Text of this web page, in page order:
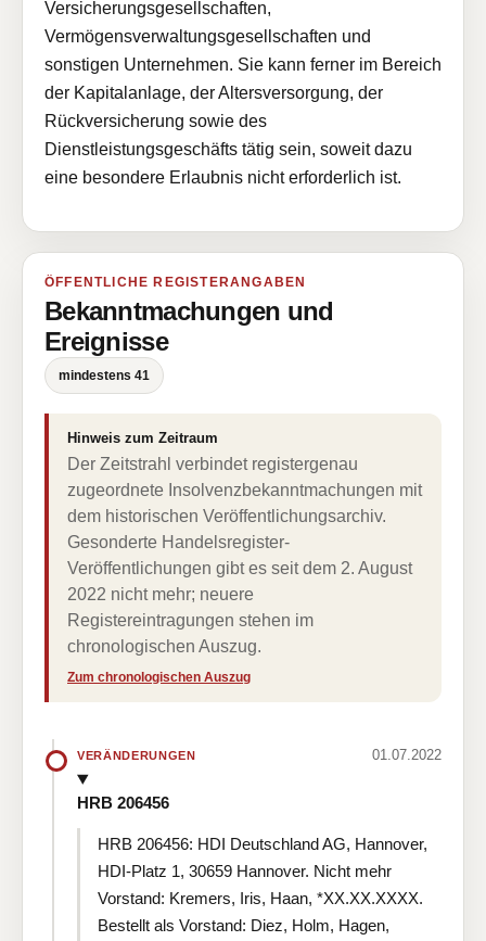
Versicherungsgesellschaften,
Vermögensverwaltungsgesellschaften und
sonstigen Unternehmen. Sie kann ferner im Bereich
der Kapitalanlage, der Altersversorgung, der
Rückversicherung sowie des
Dienstleistungsgeschäfts tätig sein, soweit dazu
eine besondere Erlaubnis nicht erforderlich ist.
ÖFFENTLICHE REGISTERANGABEN
Bekanntmachungen und
Ereignisse
mindestens 41
Hinweis zum Zeitraum
Der Zeitstrahl verbindet registergenau
zugeordnete Insolvenzbekanntmachungen mit
dem historischen Veröffentlichungsarchiv.
Gesonderte Handelsregister-
Veröffentlichungen gibt es seit dem 2. August
2022 nicht mehr; neuere
Registereintragungen stehen im
chronologischen Auszug.
Zum chronologischen Auszug
VERÄNDERUNGEN 01.07.2022
HRB 206456
HRB 206456: HDI Deutschland AG, Hannover,
HDI-Platz 1, 30659 Hannover. Nicht mehr
Vorstand: Kremers, Iris, Haan, *XX.XX.XXXX.
Bestellt als Vorstand: Diez, Holm, Hagen,